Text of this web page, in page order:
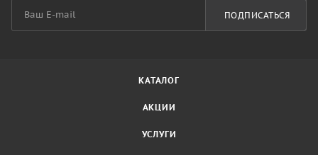
ПОДПИСАТЬСЯ
КАТАЛОГ
АКЦИИ
УСЛУГИ